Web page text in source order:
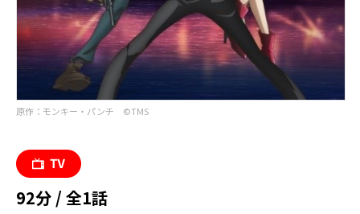
原作：モンキー・パンチ ©︎TMS
92分 / 全1話